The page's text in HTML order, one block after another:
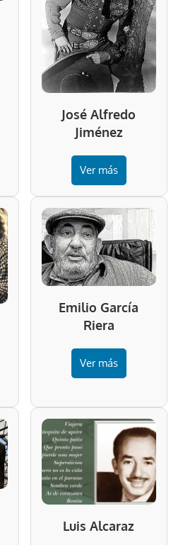
José Alfredo
Jiménez
Ver más
Emilio García
Riera
Ver más
Luis Alcaraz